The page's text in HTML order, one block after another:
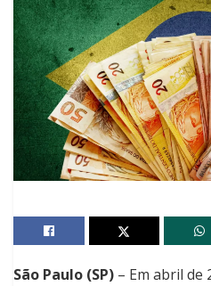
São Paulo (SP) – Em abril de